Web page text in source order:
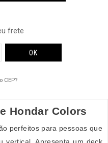
frete
CEP?
Hondar Colors
perfeitos para pessoas que